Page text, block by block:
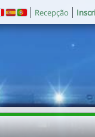
Recepção